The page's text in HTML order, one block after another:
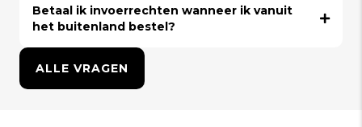
Betaal ik invoerrechten wanneer ik vanuit
het buitenland bestel?
ALLE VRAGEN